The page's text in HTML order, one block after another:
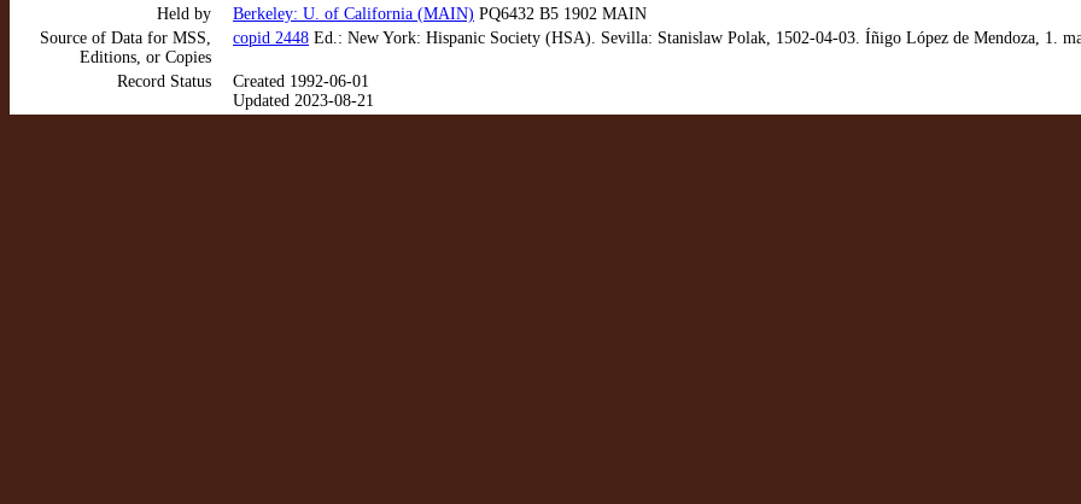
Held by
Berkeley: U. of California (MAIN) PQ6432 B5 1902 MAIN
Source of Data for MSS,
Editions, or Copies
copid 2448 Ed.: New York: Hispanic Society (HSA). Sevilla: Stanislaw Polak, 1502-04-03. Íñigo López de Mendoza, 1.
Record Status
Created 1992-06-01
Updated 2023-08-21